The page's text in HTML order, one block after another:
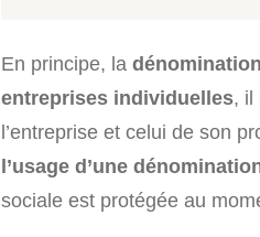
En principe, la
entreprises individuelles, il
l’entreprise et celui de son
l’usage d’une
sociale est protégée au